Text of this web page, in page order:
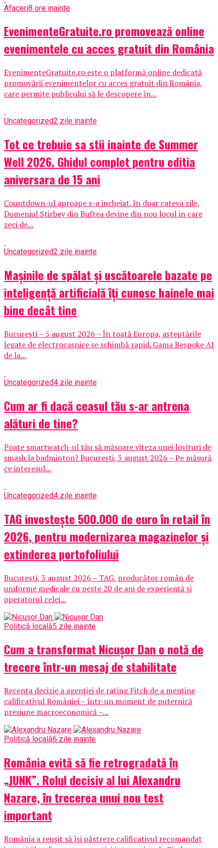
Afaceri8 ore inainte
EvenimenteGratuite.ro promovează online
evenimentele cu acces gratuit din România
EvenimenteGratuite.ro este o platformă online dedicată
promovării evenimentelor cu acces gratuit din România,
care permite publicului să le descopere în...
Uncategorized2 zile inainte
Tot ce trebuie sa stii inainte de Summer
Well 2026. Ghidul complet pentru editia
aniversara de 15 ani
Countdown-ul aproape s-a incheiat. In doar cateva zile,
Domeniul Stirbey din Buftea devine din nou locul in care
zeci de...
Uncategorized2 zile inainte
Mașinile de spălat și uscătoarele bazate pe
inteligență artificială îți cunosc hainele mai
bine decât tine
București – 5 august 2026 – În toată Europa, așteptările
legate de electrocasnice se schimbă rapid. Gama Bespoke AI
de la...
Uncategorized4 zile inainte
Cum ar fi dacă ceasul tău s-ar antrena
alături de tine?
Poate smartwatch-ul tău să măsoare viteza unei lovituri de
smash la badminton? București, 3 august 2026 – Pe măsură
ce interesul...
Uncategorized4 zile inainte
TAG investește 500.000 de euro în retail în
2026, pentru modernizarea magazinelor și
extinderea portofoliului
București, 3 august 2026 – TAG, producător român de
uniforme medicale cu peste 20 de ani de experiență și
operatorul celei...
Politică locală5 zile inainte
Cum a transformat Nicușor Dan o notă de
trecere într-un mesaj de stabilitate
Recenta decizie a agenției de rating Fitch de a menține
calificativul României – într-un moment de puternică
presiune macroeconomică –...
Politică locală6 zile inainte
România evită să fie retrogradată în
„JUNK”. Rolul decisiv al lui Alexandru
Nazare, în trecerea unui nou test
important
România a reușit să își păstreze calificativul recomandat